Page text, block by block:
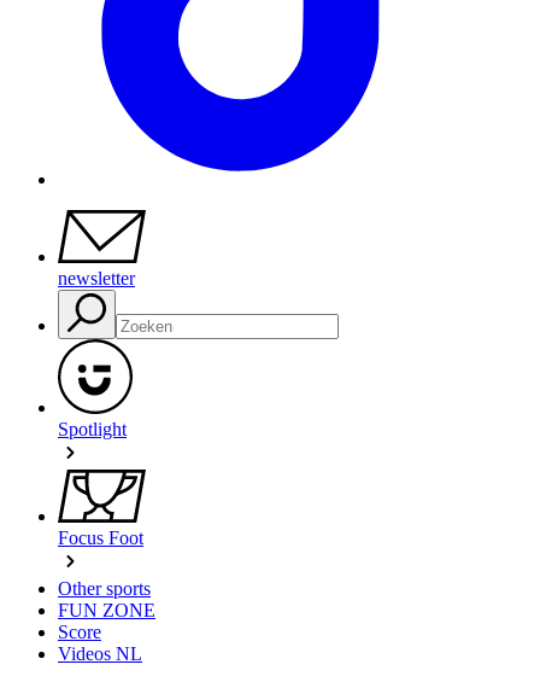
newsletter
Spotlight
Focus Foot
Other sports
FUN ZONE
Score
Videos NL